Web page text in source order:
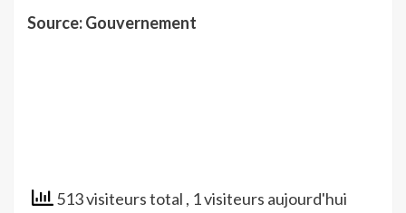
Source: Gouvernement
513 visiteurs total , 1 visiteurs aujourd'hui